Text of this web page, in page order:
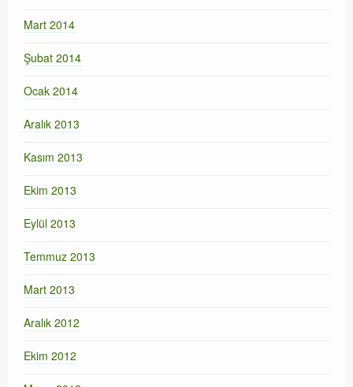
Mart 2014
Şubat 2014
Ocak 2014
Aralık 2013
Kasım 2013
Ekim 2013
Eylül 2013
Temmuz 2013
Mart 2013
Aralık 2012
Ekim 2012